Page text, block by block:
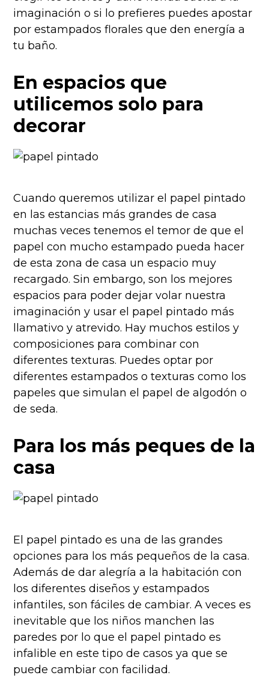
imaginación o si lo prefieres puedes apostar
por estampados florales que den energía a
tu baño.
En espacios que
utilicemos solo para
decorar
Cuando queremos utilizar el papel pintado
en las estancias más grandes de casa
muchas veces tenemos el temor de que el
papel con mucho estampado pueda hacer
de esta zona de casa un espacio muy
recargado. Sin embargo, son los mejores
espacios para poder dejar volar nuestra
imaginación y usar el papel pintado más
llamativo y atrevido. Hay muchos estilos y
composiciones para combinar con
diferentes texturas. Puedes optar por
diferentes estampados o texturas como los
papeles que simulan el papel de algodón o
de seda.
Para los más peques de la
casa
El papel pintado es una de las grandes
opciones para los más pequeños de la casa.
Además de dar alegría a la habitación con
los diferentes diseños y estampados
infantiles, son fáciles de cambiar. A veces es
inevitable que los niños manchen las
paredes por lo que el papel pintado es
infalible en este tipo de casos ya que se
puede cambiar con facilidad.